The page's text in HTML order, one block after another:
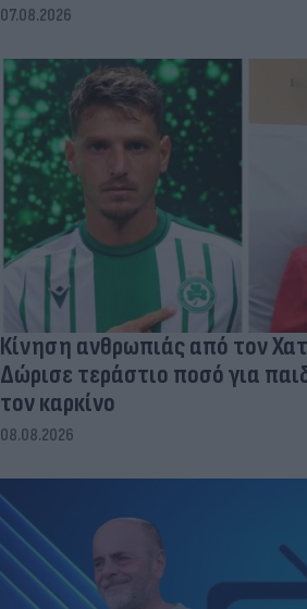
07.08.2026
Κίνηση ανθρωπιάς από τον
Δώρισε τεράστιο ποσό για
τον καρκίνο
08.08.2026